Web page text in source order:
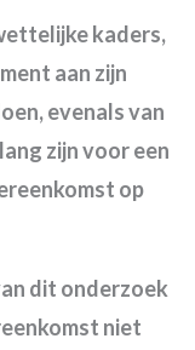
kaders,
aan zijn
evenals van
zijn voor een
op
dit onderzoek
niet